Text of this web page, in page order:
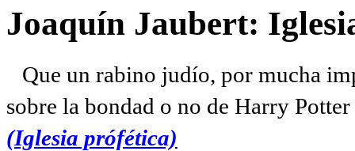
Joaquín Jaubert:
Que un rabino judío, por mucha
sobre la bondad o no de Harry
(Iglesia prófética)